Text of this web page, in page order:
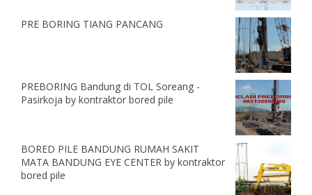
PRE BORING TIANG PANCANG
PREBORING Bandung di TOL Soreang -
Pasirkoja by kontraktor bored pile
BORED PILE BANDUNG RUMAH SAKIT
MATA BANDUNG EYE CENTER by kontraktor
bored pile